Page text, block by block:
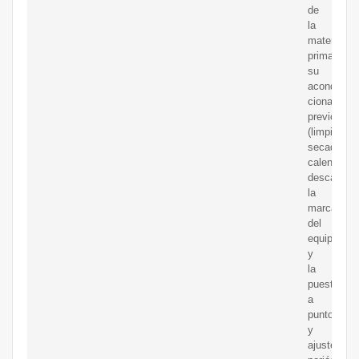
de
la
materia
prima,
su
acondi-
previo
(limpieza,
secado,
calentado,
la
marca
del
y
la
puesta
a
punto
y
ajuste